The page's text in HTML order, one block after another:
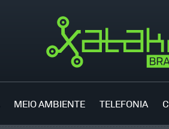
MEIO AMBIENTE TELEFONIA